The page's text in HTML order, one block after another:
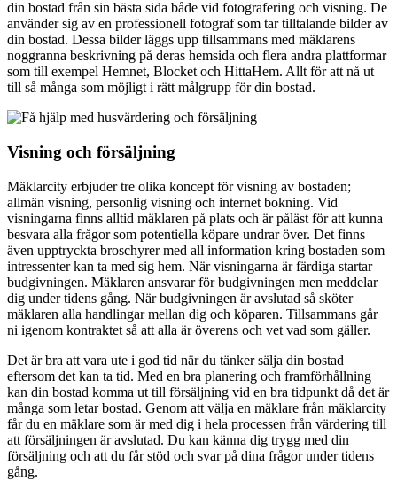
din bostad från sin bästa sida både vid fotografering och visning. De
använder sig av en professionell fotograf som tar tilltalande bilder av
din bostad. Dessa bilder läggs upp tillsammans med mäklarens
noggranna beskrivning på deras hemsida och flera andra plattformar
som till exempel Hemnet, Blocket och HittaHem. Allt för att nå ut
till så många som möjligt i rätt målgrupp för din bostad.
Visning och försäljning
Mäklarcity erbjuder tre olika koncept för visning av bostaden;
allmän visning, personlig visning och internet bokning. Vid
visningarna finns alltid mäklaren på plats och är påläst för att kunna
besvara alla frågor som potentiella köpare undrar över. Det finns
även upptryckta broschyrer med all information kring bostaden som
intressenter kan ta med sig hem. När visningarna är färdiga startar
budgivningen. Mäklaren ansvarar för budgivningen men meddelar
dig under tidens gång. När budgivningen är avslutad så sköter
mäklaren alla handlingar mellan dig och köparen. Tillsammans går
ni igenom kontraktet så att alla är överens och vet vad som gäller.
Det är bra att vara ute i god tid när du tänker sälja din bostad
eftersom det kan ta tid. Med en bra planering och framförhållning
kan din bostad komma ut till försäljning vid en bra tidpunkt då det är
många som letar bostad. Genom att välja en mäklare från mäklarcity
får du en mäklare som är med dig i hela processen från värdering till
att försäljningen är avslutad. Du kan känna dig trygg med din
försäljning och att du får stöd och svar på dina frågor under tidens
gång.